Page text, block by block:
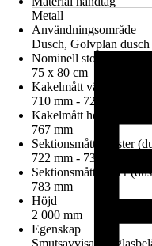
Metall
Användningsområde
Dusch, Golvplan dusch
Nominell storlek i cm
75 x 80 cm
Kakelmått vänster
710 mm - 724 mm
Kakelmått höger
767 mm
Sektionsmått vänster
722 mm - 736 mm
Sektionsmått höger
783 mm
Höjd
2 000 mm
Egenskap
Smutsavvisande